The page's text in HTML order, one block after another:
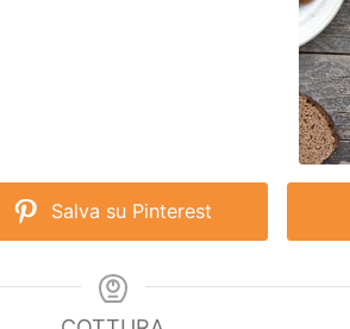
Salva su Pinterest